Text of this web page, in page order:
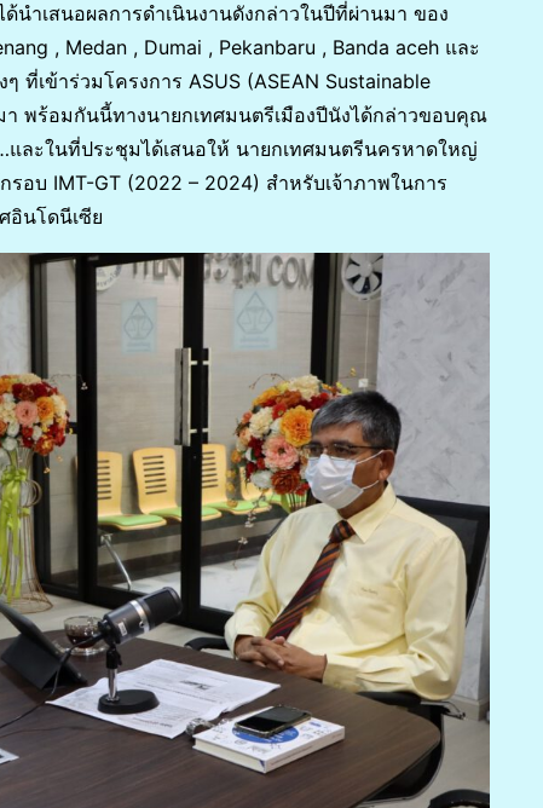
นำเสนอผลการดำเนินงานดังกล่าวในปีที่ผ่านมา ของ
, Medan , Dumai , Pekanbaru , Banda aceh และ
ที่เข้าร่วมโครงการ ASUS (ASEAN Sustainable
พร้อมกันนี้ทางนายกเทศมนตรีเมืองปีนังได้กล่าวขอบคุณ
ละในที่ประชุมได้เสนอให้ นายกเทศมนตรีนครหาดใหญ่
รอบ IMT-GT (2022 – 2024) สำหรับเจ้าภาพในการ
อินโดนีเซีย